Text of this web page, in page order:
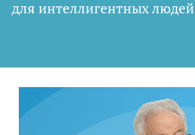
для интеллигентных людей